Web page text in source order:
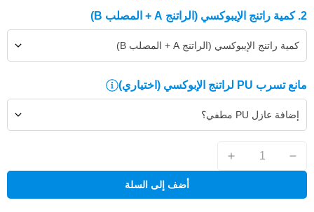
2. كمية راتنج الإيبوكسي (الراتنج A + المصلب B)
كمية راتنج الإيبوكسي (الراتنج A + المصلب B)
مانع تسرب PU لراتنج الإبوكسي (اختياري)
إضافة عازل PU مطفي؟
أضف إلى السلة